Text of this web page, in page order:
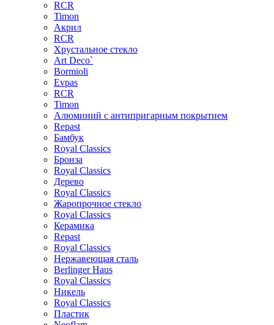
RCR
Timon
Акрил
RCR
Хрустальное стекло
Art Deco`
Bormioli
Evpas
RCR
Timon
Алюминий с антипригарным покрытием
Repast
Бамбук
Royal Classics
Бронза
Royal Classics
Дерево
Royal Classics
Жаропрочное стекло
Royal Classics
Керамика
Repast
Royal Classics
Нержавеющая сталь
Berlinger Haus
Royal Classics
Никель
Royal Classics
Пластик